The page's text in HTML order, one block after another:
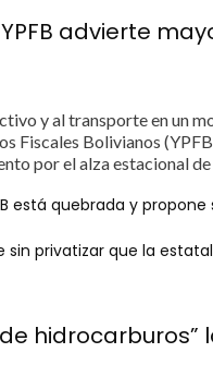
advierte
y al transporte en un
Fiscales Bolivianos
por el alza estacional de
está quebrada y
sin privatizar que la
hidrocarburos”